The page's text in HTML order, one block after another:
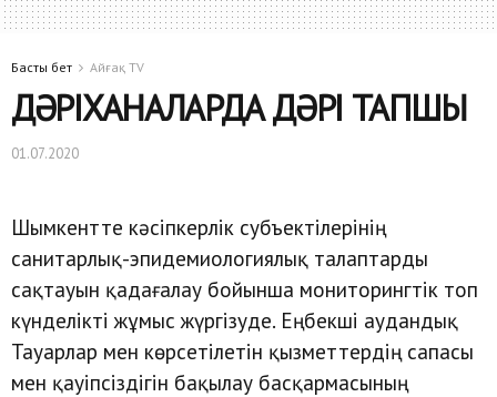
Басты бет Айғақ TV
ДӘРІХАНАЛАРДА ДӘРІ ТАПШЫ
01.07.2020
Шымкентте кәсіпкерлік субъектілерінің
санитарлық-эпидемиологиялық талаптарды
сақтауын қадағалау бойынша мониторингтік топ
күнделікті жұмыс жүргізуде. Еңбекші аудандық
Тауарлар мен көрсетілетін қызметтердің сапасы
мен қауіпсіздігін бақылау басқармасының